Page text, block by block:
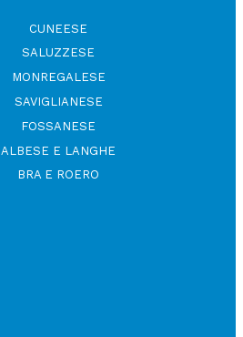
CUNEESE
SALUZZESE
MONREGALESE
SAVIGLIANESE
FOSSANESE
ALBESE E LANGHE
BRA E ROERO